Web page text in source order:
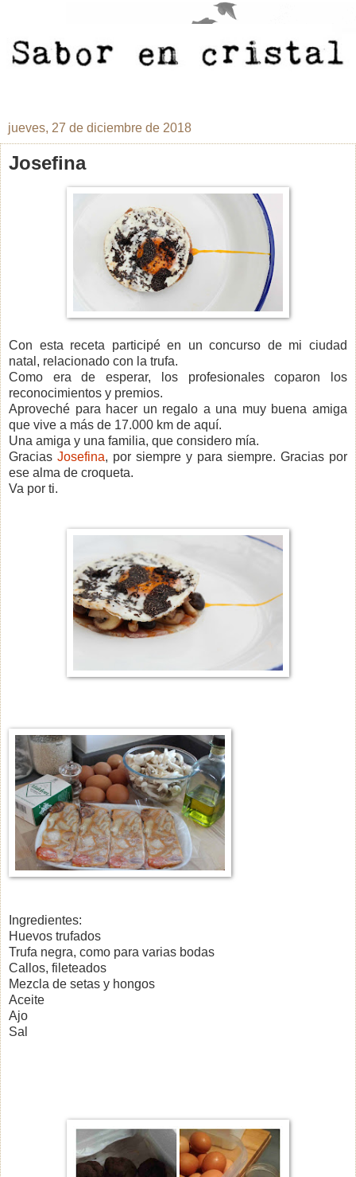
jueves, 27 de diciembre de 2018
Josefina
Con esta receta participé en un concurso de mi ciudad
natal, relacionado con la trufa.
Como era de esperar, los profesionales coparon los
reconocimientos y premios.
Aproveché para hacer un regalo a una muy buena amiga
que vive a más de 17.000 km de aquí.
Una amiga y una familia, que considero mía.
Gracias Josefina, por siempre y para siempre. Gracias por
ese alma de croqueta.
Va por ti.
Ingredientes:
Huevos trufados
Trufa negra, como para varias bodas
Callos, fileteados
Mezcla de setas y hongos
Aceite
Ajo
Sal